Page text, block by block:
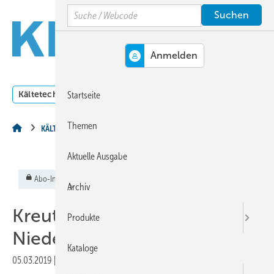
Hauptinhalt
Hauptmenü
SiteSearch
Kältetechnik Klimatechnik
KÄLTETECHNIK
Abo-Inhalt
Kreutzträger: Neue
Niederlassung in Leipzig
05.03.2019
Search
Startseite
Themen
Aktuelle Ausgabe
Archiv
Produkte
Kataloge